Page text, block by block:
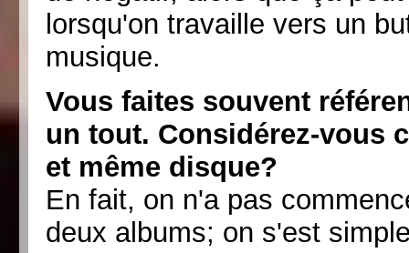
lorsqu'on travaille vers un
musique.
Vous faites souvent
un tout. Considérez-vous
et même disque?
En fait, on n'a pas
deux albums; on s'est